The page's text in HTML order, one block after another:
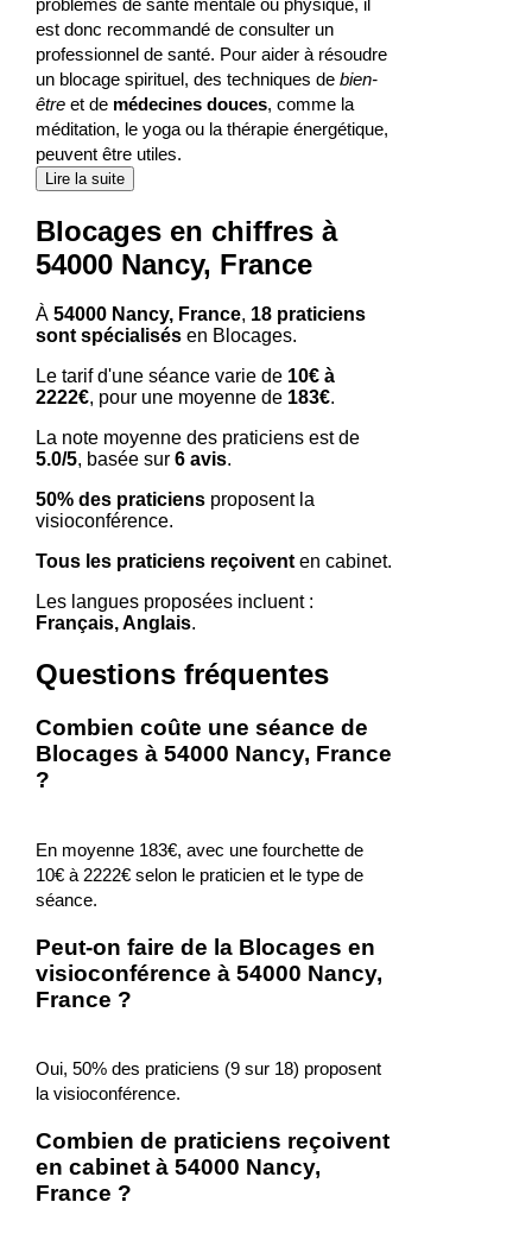
est donc recommandé de consulter un
professionnel de santé. Pour aider à résoudre
un blocage spirituel, des techniques de bien-
êtreet de médecines douces, comme la
méditation, le yoga ou la thérapie énergétique,
peuvent être utiles.
Lire la suite
Blocages en chiffres à
54000 Nancy, France
À 54000 Nancy, France, 18 praticiens
sont spécialisésen Blocages.
Le tarif d'une séance varie de 10€ à
2222€, pour une moyenne de 183€.
La note moyenne des praticiens est de
5.0/5, basée sur 6 avis.
50% des praticiensproposent la
visioconférence.
Tous les praticiens reçoiventen cabinet.
Les langues proposées incluent :
Français, Anglais.
Questions fréquentes
Combien coûte une séance de
Blocages à 54000 Nancy, France
?
En moyenne 183€, avec une fourchette de
10€ à 2222€ selon le praticien et le type de
séance.
Peut-on faire de la Blocages en
visioconférence à 54000 Nancy,
France ?
Oui, 50% des praticiens (9 sur 18) proposent
la visioconférence.
Combien de praticiens reçoivent
en cabinet à 54000 Nancy,
France ?